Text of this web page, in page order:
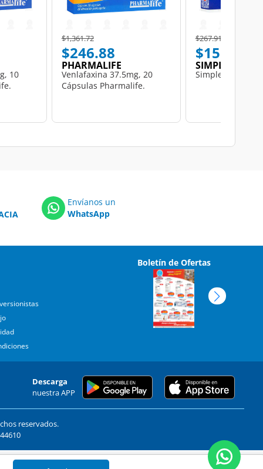
10
Price reduced from
$1,361.72to
$246.88
PHARMALIFE
Venlafaxina 37.5mg, 20
Cápsulas Pharmalife.
Price reduced from
$267.91
$151.21
SIMPLEX
Simplex, 60
Envíanos un
WhatsApp
Boletín de Ofertas
Descarga
nuestra APP
reservados.